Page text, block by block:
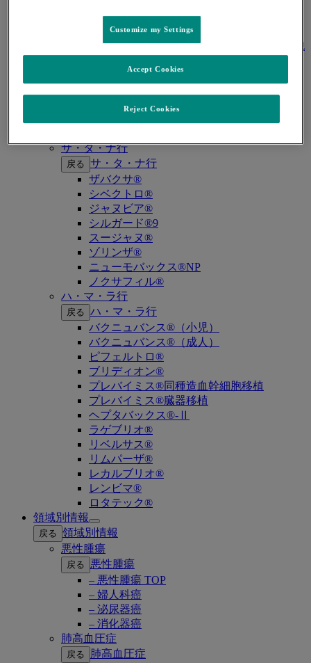
キイトルーダ®（古典的ホジキンリンパ
腫）
キイトルーダ®（原発性縦隔大細胞型B細胞
キイトルーダ®（MSI-High固形癌）
キイトルーダ®（TMB-High固形癌）
サ・タ・ナ行
戻る サ・タ・ナ行
ザバクサ®
シベクトロ®
ジャヌビア®
シルガード®9
スージャヌ®
ゾリンザ®
ニューモバックス®NP
ノクサフィル®
ハ・マ・ラ行
戻る ハ・マ・ラ行
バクニュバンス®（小児）
バクニュバンス®（成人）
ピフェルトロ®
ブリディオン®
プレバイミス®同種造血幹細胞移植
プレバイミス®臓器移植
ヘプタバックス®-Ⅱ
ラゲブリオ®
リベルサス®
リムパーザ®
レカルブリオ®
レンビマ®
ロタテック®
領域別情報
Open
submenu
戻る 領域別情報
悪性腫瘍
戻る
悪性腫瘍
– 悪性腫瘍 TOP
– 婦人科癌
– 泌尿器癌
– 消化器癌
肺高血圧症
戻る
肺高血圧症
Customize my Settings
Reject Cookies
Accept Cookies